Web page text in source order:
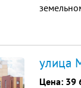
улица
Цена: 39